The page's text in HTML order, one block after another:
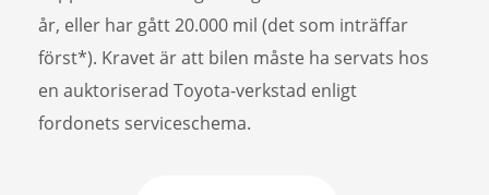
år, eller har gått 20.000 mil (det som inträffar
först*). Kravet är att bilen måste ha servats hos
en auktoriserad Toyota-verkstad enligt
fordonets serviceschema.